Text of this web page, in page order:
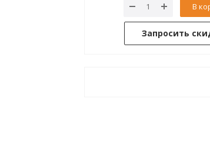
В
Запросить